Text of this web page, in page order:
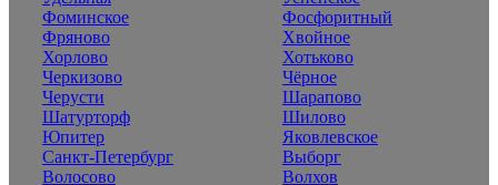
Фоминское
Фосфоритный
Фряново
Хвойное
Хорлово
Хотьково
Черкизово
Чёрное
Черусти
Шарапово
Шатурторф
Шилово
Юпитер
Яковлевское
Санкт-Петербург
Выборг
Волосово
Волхов